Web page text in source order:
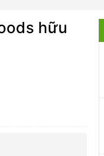
hữu